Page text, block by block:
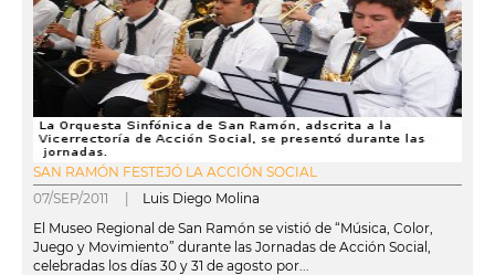
SAN RAMÓN FESTEJÓ LA ACCIÓN SOCIAL
07/SEP/2011 | Luis Diego Molina
El Museo Regional de San Ramón se vistió de “Música, Color,
Juego y Movimiento” durante las Jornadas de Acción Social,
celebradas los días 30 y 31 de agosto por...